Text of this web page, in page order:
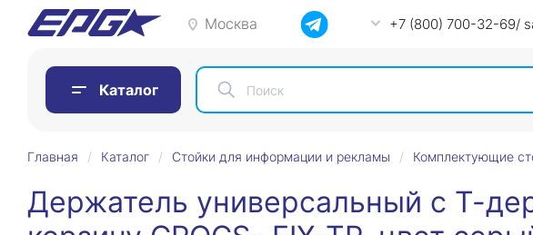
Москва +7 (800) 700-32-69/
Каталог
Главная Каталог Стойки для информации и рекламы Комплектующие
Держатель универсальный с Т-